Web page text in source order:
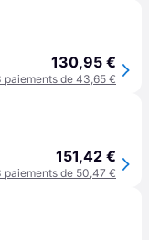
130,95 €
paiements de 43,65 €
151,42 €
paiements de 50,47 €